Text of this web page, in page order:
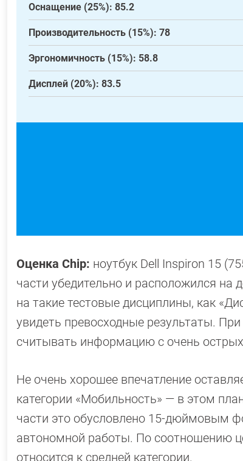
Оснащение (25%): 85.2
Производительность (15%): 78
Эргономичность (15%): 58.8
Дисплей (20%): 83.5
Оценка Chip: ноутбук Dell Inspiron 15
части убедительно и расположился
на такие тестовые дисциплины, как
увидеть превосходные результаты.
считывать информацию с очень острых
Не очень хорошее впечатление
категории «Мобильность» — в этом
части это обусловлено 15-дюймовым
автономной работы. По соотношению
относится к средней категории.